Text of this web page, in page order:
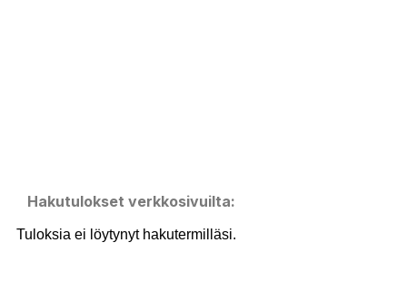
Hakutulokset verkkosivuilta:
Tuloksia ei löytynyt hakutermilläsi.